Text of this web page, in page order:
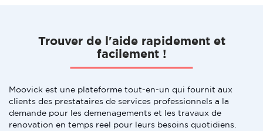
Trouver de l'aide rapidement et
facilement !
Moovick est une plateforme tout-en-un qui fournit aux
clients des prestataires de services professionnels a la
demande pour les demenagements et les travaux de
renovation en temps reel pour leurs besoins quotidiens.